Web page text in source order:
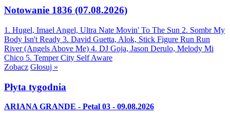
Notowanie 1836 (07.08.2026)
1. Hugel, Imael Angel, Ultra Nate Movin' To The Sun 2. Sombr My
Body Isn't Ready 3. David Guetta, Alok, Stick Figure Run Run
River (Angels Above Me) 4. DJ Goja, Jason Derulo, Melody Mi
Chico 5. Temper City Self Aware
Zobacz Głosuj »
Płyta tygodnia
ARIANA GRANDE - Petal 03 - 09.08.2026